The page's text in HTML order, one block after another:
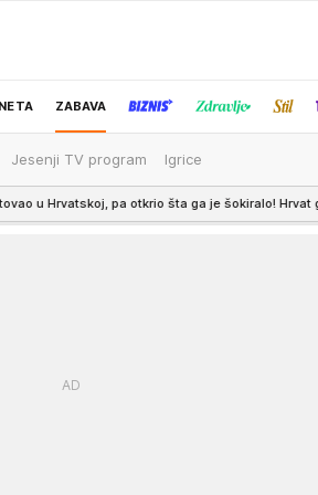
ZABAVA
Jesenji TV program Igrice
šta ga je šokiralo! Hrvat ga urnisao: "Poludeo bih